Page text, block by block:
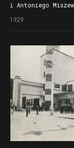
i Antoniego
Pawilonu
Krajową (Pewukę)
1929